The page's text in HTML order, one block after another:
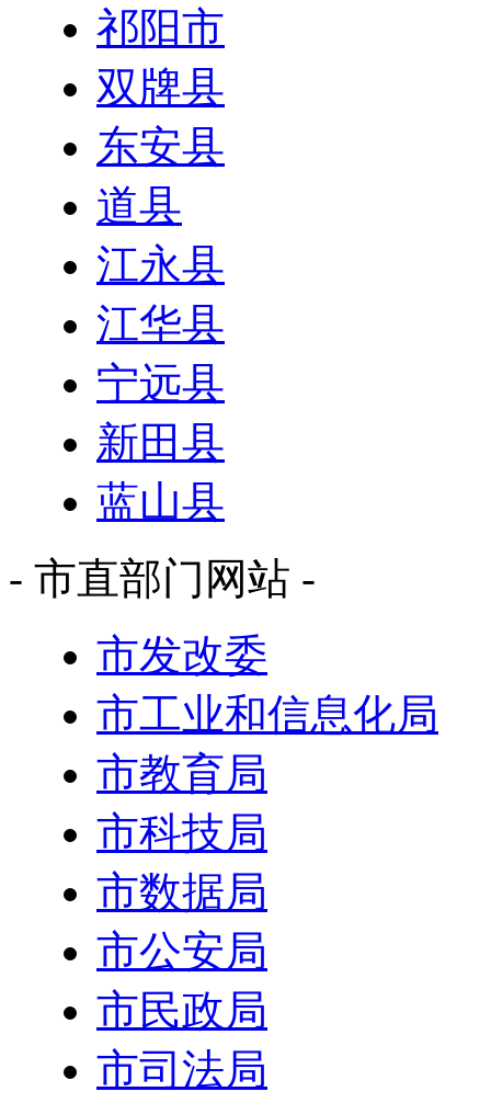
祁阳市
双牌县
东安县
道县
江永县
江华县
宁远县
新田县
蓝山县
- 市直部门网站 -
市发改委
市工业和信息化局
市教育局
市科技局
市数据局
市公安局
市民政局
市司法局